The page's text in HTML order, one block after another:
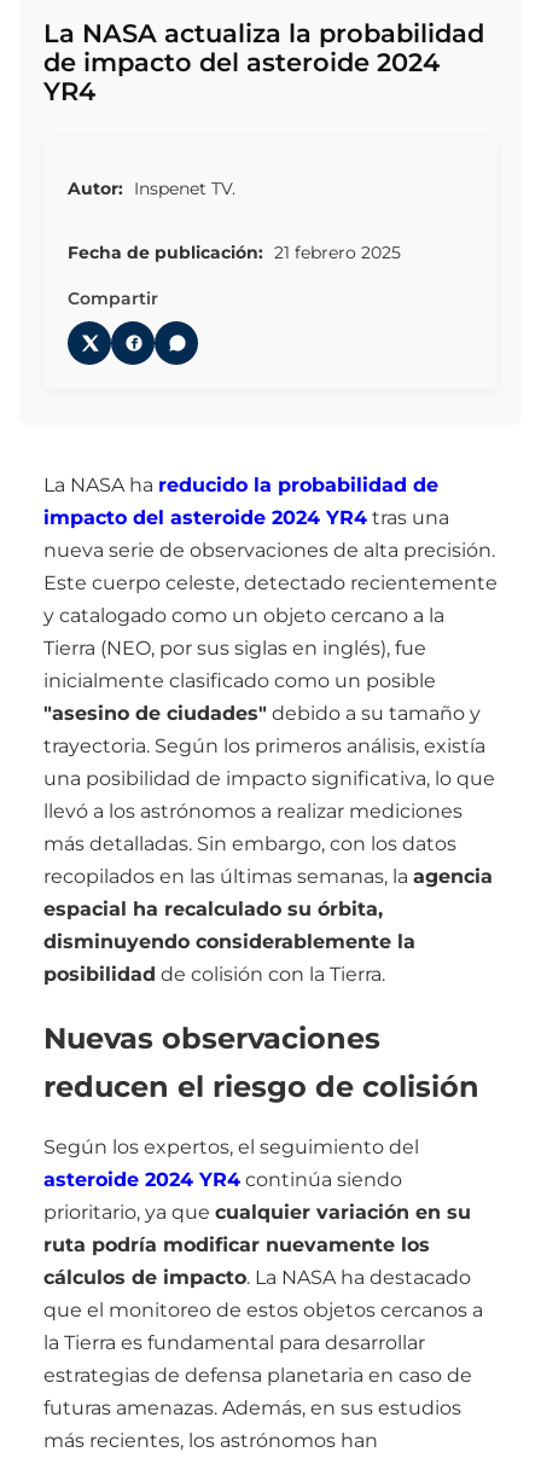
La NASA actualiza la probabilidad
de impacto del asteroide 2024
YR4
Autor: Inspenet TV.
Fecha de publicación: 21 febrero 2025
Compartir
La NASA ha reducido la probabilidad de
impacto del asteroide 2024 YR4 tras una
nueva serie de observaciones de alta precisión.
Este cuerpo celeste, detectado recientemente
y catalogado como un objeto cercano a la
Tierra (NEO, por sus siglas en inglés), fue
inicialmente clasificado como un posible
"asesino de ciudades" debido a su tamaño y
trayectoria. Según los primeros análisis, existía
una posibilidad de impacto significativa, lo que
llevó a los astrónomos a realizar mediciones
más detalladas. Sin embargo, con los datos
recopilados en las últimas semanas, la agencia
espacial ha recalculado su órbita,
disminuyendo considerablemente la
posibilidad de colisión con la Tierra.
Nuevas observaciones
reducen el riesgo de colisión
Según los expertos, el seguimiento del
asteroide 2024 YR4 continúa siendo
prioritario, ya que cualquier variación en su
ruta podría modificar nuevamente los
cálculos de impacto. La NASA ha destacado
que el monitoreo de estos objetos cercanos a
la Tierra es fundamental para desarrollar
estrategias de defensa planetaria en caso de
futuras amenazas. Además, en sus estudios
más recientes, los astrónomos han